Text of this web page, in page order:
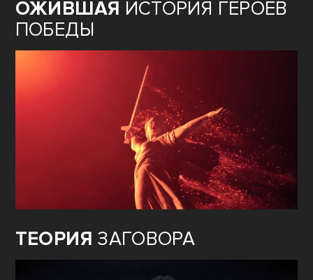
ОЖИВШАЯ ИСТОРИЯ ГЕРОЕВ
ПОБЕДЫ
ТЕОРИЯ ЗАГОВОРА